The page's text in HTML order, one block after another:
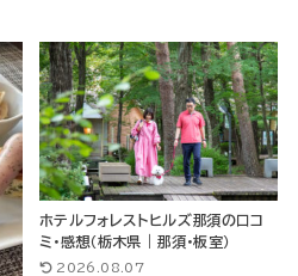
ホテルフォレストヒルズ那須の口コ
ミ・感想（栃木県｜那須・板室）
2026.08.07